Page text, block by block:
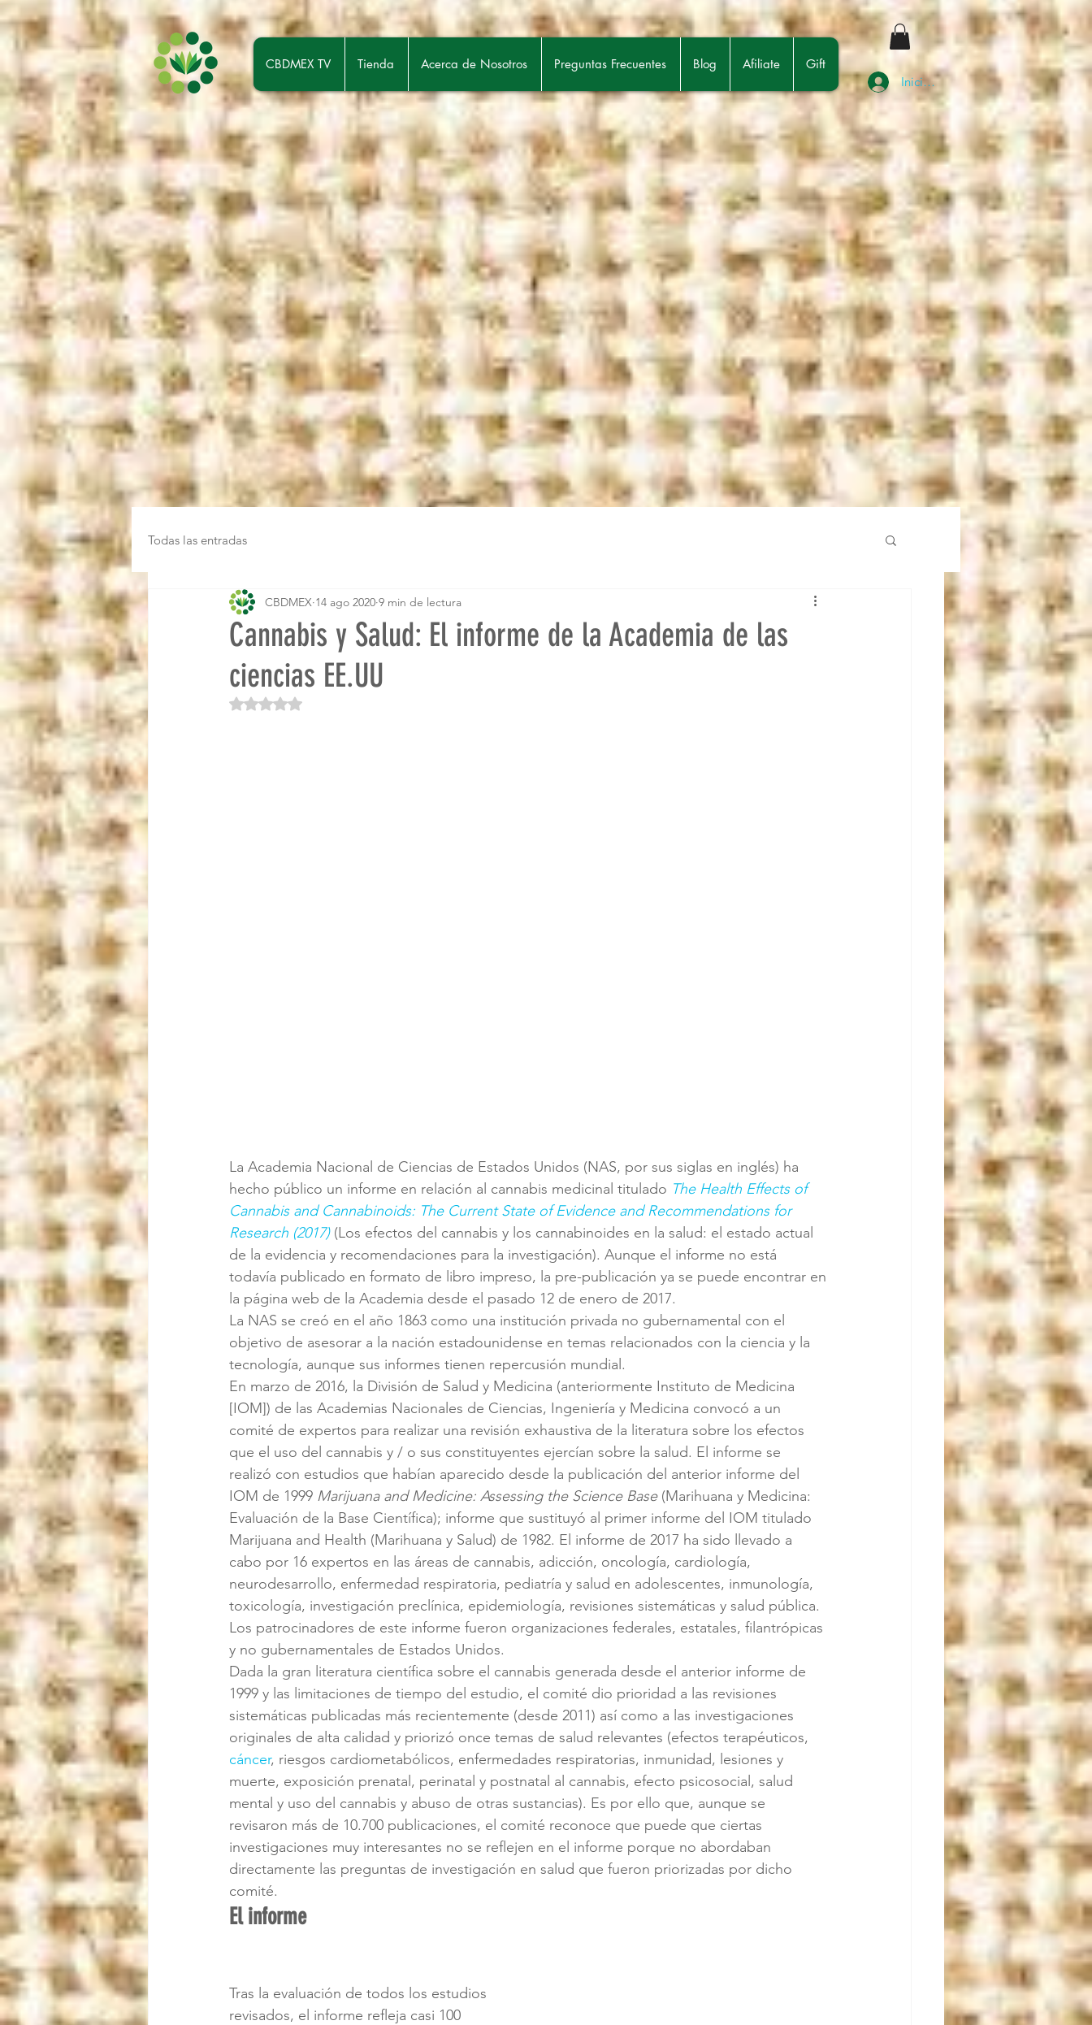
CBDMEX TV Tienda Acerca de Nosotros Preguntas Frecuentes Blog Afiliate
Gift
Iniciar sesión
Todas las entradas
Cannabis y Salud: El informe de la Academia de las
ciencias EE.UU
CBDMEX 14 ago 2020 9 min de lectura
Obtuvo NaN de 5 estrellas.
La Academia Nacional de Ciencias de Estados Unidos (NAS, por sus siglas en inglés) ha
hecho público un informe en relación al cannabis medicinal titulado The Health Effects of
Cannabis and Cannabinoids: The Current State of Evidence and Recommendations for
Research (2017) (Los efectos del cannabis y los cannabinoides en la salud: el estado actual
de la evidencia y recomendaciones para la investigación). Aunque el informe no está
todavía publicado en formato de libro impreso, la pre-publicación ya se puede encontrar en
la página web de la Academia desde el pasado 12 de enero de 2017.
La NAS se creó en el año 1863 como una institución privada no gubernamental con el
objetivo de asesorar a la nación estadounidense en temas relacionados con la ciencia y la
tecnología, aunque sus informes tienen repercusión mundial.
En marzo de 2016, la División de Salud y Medicina (anteriormente Instituto de Medicina
[IOM]) de las Academias Nacionales de Ciencias, Ingeniería y Medicina convocó a un
comité de expertos para realizar una revisión exhaustiva de la literatura sobre los efectos
que el uso del cannabis y / o sus constituyentes ejercían sobre la salud. El informe se
realizó con estudios que habían aparecido desde la publicación del anterior informe del
IOM de 1999 Marijuana and Medicine: Assessing the Science Base (Marihuana y Medicina:
Evaluación de la Base Científica); informe que sustituyó al primer informe del IOM titulado
Marijuana and Health (Marihuana y Salud) de 1982. El informe de 2017 ha sido llevado a
cabo por 16 expertos en las áreas de cannabis, adicción, oncología, cardiología,
neurodesarrollo, enfermedad respiratoria, pediatría y salud en adolescentes, inmunología,
toxicología, investigación preclínica, epidemiología, revisiones sistemáticas y salud pública.
Los patrocinadores de este informe fueron organizaciones federales, estatales, filantrópicas
y no gubernamentales de Estados Unidos.
Dada la gran literatura científica sobre el cannabis generada desde el anterior informe de
1999 y las limitaciones de tiempo del estudio, el comité dio prioridad a las revisiones
sistemáticas publicadas más recientemente (desde 2011) así como a las investigaciones
originales de alta calidad y priorizó once temas de salud relevantes (efectos terapéuticos,
cáncer, riesgos cardiometabólicos, enfermedades respiratorias, inmunidad, lesiones y
muerte, exposición prenatal, perinatal y postnatal al cannabis, efecto psicosocial, salud
mental y uso del cannabis y abuso de otras sustancias). Es por ello que, aunque se
revisaron más de 10.700 publicaciones, el comité reconoce que puede que ciertas
investigaciones muy interesantes no se reflejen en el informe porque no abordaban
directamente las preguntas de investigación en salud que fueron priorizadas por dicho
comité.
El informe
Tras la evaluación de todos los estudios
revisados, el informe refleja casi 100